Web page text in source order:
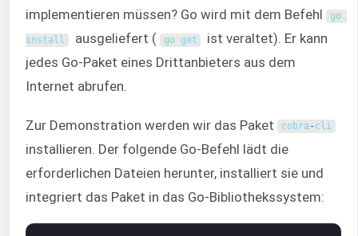
implementieren müssen? Go wird mit dem Befehl
go
install ausgeliefert ( go get
ist veraltet). Er kann
jedes Go-Paket eines Drittanbieters aus dem
Internet abrufen.
Zur Demonstration werden wir das Paket cobra - cli
installieren. Der folgende Go-Befehl lädt die
erforderlichen Dateien herunter, installiert sie und
integriert das Paket in das Go-Bibliothekssystem: